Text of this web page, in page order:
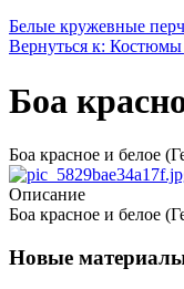
Белые кружевные
Вернуться к: Костюмы
Боа
Боа красное и белое
Описание
Боа красное и белое
Новые